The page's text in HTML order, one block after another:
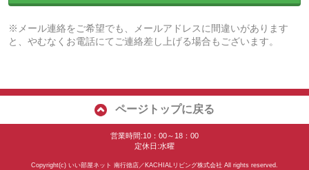
※メール連絡をご希望でも、メールアドレスに間違いがあります
と、やむなくお電話にてご連絡差し上げる場合もございます。
ページトップに戻る
営業時間:10：00～18：00
定休日:水曜
Copyright(c) いい部屋ネット 南行徳店／KACHIALリビング株式会社 All rights reserved.